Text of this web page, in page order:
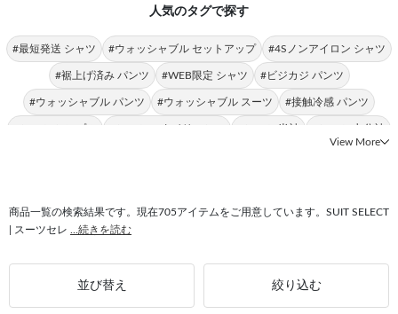
人気のタグで探す
#最短発送 シャツ #ウォッシャブル セットアップ #4Sノンアイロン シャツ
#裾上げ済み パンツ #WEB限定 シャツ #ビジカジ パンツ
#ウォッシャブル パンツ #ウォッシャブル スーツ #接触冷感 パンツ
#シャツ シンプル #シャツ スタイリッシュ #シャツ 半袖 #シャツ 七分袖
#スーツ メンズ
View More
商品一覧の検索結果です。現在705アイテムをご用意しています。SUIT SELECT
| スーツセレ
...続きを読む
並び替え 絞り込む